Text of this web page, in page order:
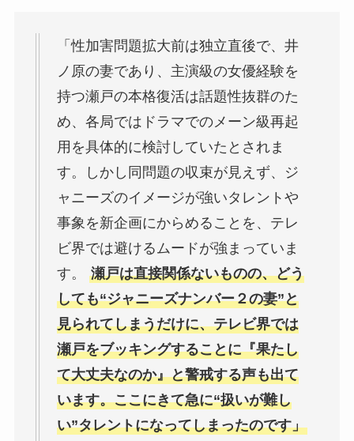
「性加害問題拡大前は独立直後で、井
ノ原の妻であり、主演級の女優経験を
持つ瀬戸の本格復活は話題性抜群のた
め、各局ではドラマでのメーン級再起
用を具体的に検討していたとされま
す。しかし同問題の収束が見えず、ジ
ャニーズのイメージが強いタレントや
事象を新企画にからめることを、テレ
ビ界では避けるムードが強まっていま
す。 瀬戸は直接関係ないものの、どう
しても“ジャニーズナンバー２の妻”と
見られてしまうだけに、テレビ界では
瀬戸をブッキングすることに『果たし
て大丈夫なのか』と警戒する声も出て
います。ここにきて急に“扱いが難し
い”タレントになってしまったのです」